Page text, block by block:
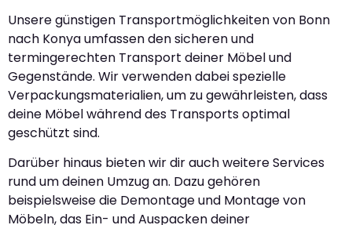
Unsere günstigen Transportmöglichkeiten von Bonn
nach Konya umfassen den sicheren und
termingerechten Transport deiner Möbel und
Gegenstände. Wir verwenden dabei spezielle
Verpackungsmaterialien, um zu gewährleisten, dass
deine Möbel während des Transports optimal
geschützt sind.
Darüber hinaus bieten wir dir auch weitere Services
rund um deinen Umzug an. Dazu gehören
beispielsweise die Demontage und Montage von
Möbeln, das Ein- und Auspacken deiner